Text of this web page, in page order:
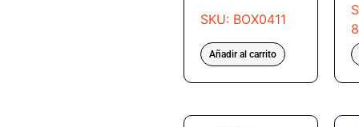
SKU: BOX0411
Añadir al carrito